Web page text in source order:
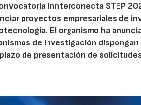
Innterconecta STEP
proyectos empresariales de
El organismo ha
de investigación
de presentación de